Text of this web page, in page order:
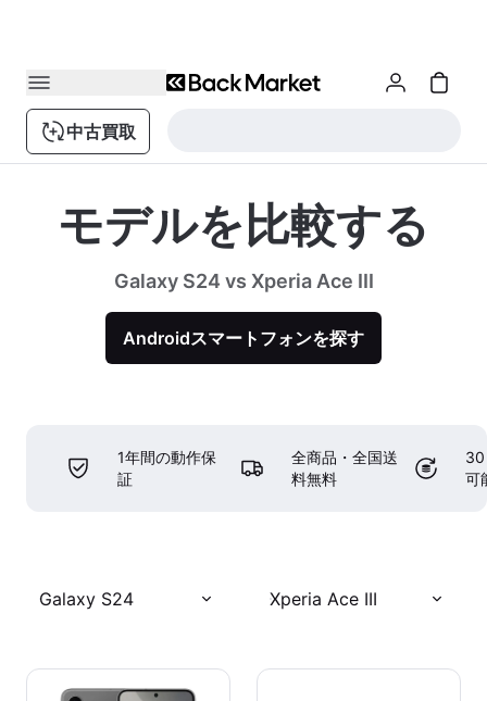
中古買取
モデルを比較する
Galaxy S24 vs Xperia Ace III
Androidスマートフォンを探す
1年間の動作保
証
全商品・全国送
料無料
30
可
Galaxy S24 Xperia Ace III